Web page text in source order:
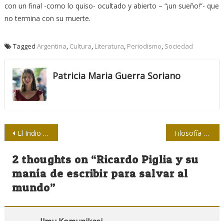
con un final -como lo quiso- ocultado y abierto – “¡un sueño!”- que
no termina con su muerte.
Tagged Argentina Cultura Literatura Periodismo Sociedad
Patricia Maria Guerra Soriano
Navegación
de
entradas
El Indio Naborí y su huella en el periodismo Filosofía de la Semiótica para una revolución del “sentido” deseable, posible, realizable y perfectible
2 thoughts on “Ricardo Piglia y su
manía de escribir para salvar al
mundo”